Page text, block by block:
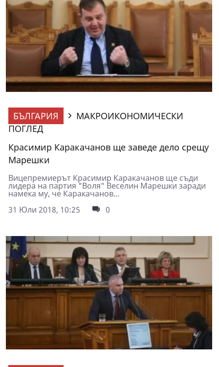
БЪЛГАРИЯ
МАКРОИКОНОМИЧЕСКИ
ПОГЛЕД
Красимир Каракачанов ще заведе дело срещу
Марешки
Вицепремиерът Красимир Каракачанов ще съди
лидера на партия "Воля" Веселин Марешки заради
намека му, че Каракачанов...
31 Юли 2018, 10:25
0